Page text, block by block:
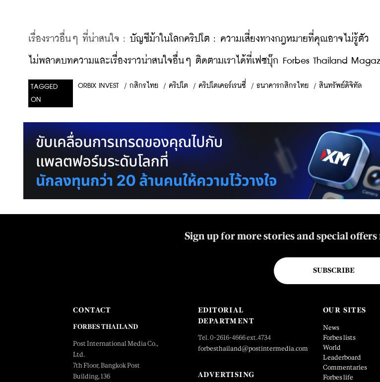
เรื่องราวอื่นๆ ที่น่าสนใจ : บัญชีม้าในโลกคริปโต : ความเสี่ยงทางกฎหมายที่คุณอาจไม่รู้ตัว
ไม่พลาดบทความและเรื่องราวน่าสนใจอื่นๆ ติดตามเราได้ที่เฟซบุ๊ก Forbes Thailand
TAGGED
ON
ORBIX INVEST / กสิกรไทย / คริปโต / คริปโตเคอร์เรนซี่ / ธนาคารกสิกรไทย / สินทรัพย์ดิจิทัล
Sign up for more stories and special
SUBSCRIBE
CONTACT
FORBES THAILAND
Post International Media Co.,
Ltd.
7th Floor, Bangkok Post
Building, 136
EDITORIAL
DEPARTMENT
Tel. 0-2616-4666 ext.4734
forbesthailand@postintermedia.com
ADVERTISING
OUR SITES
News
Forbes lists
World
Leaderboard
Commentaries
Forbes life